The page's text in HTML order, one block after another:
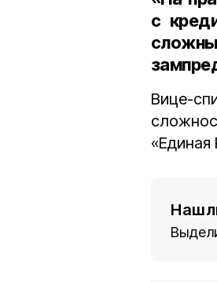
с
Вице-